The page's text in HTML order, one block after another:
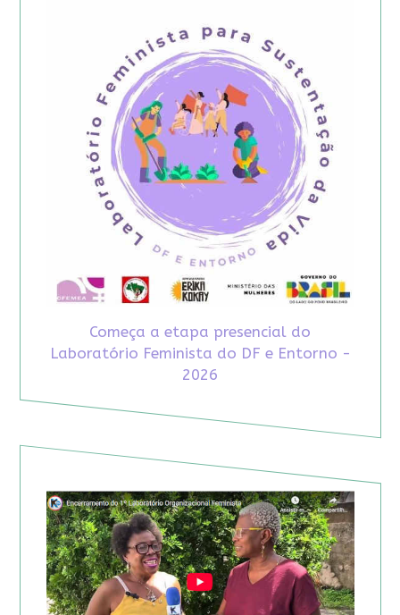
Começa a etapa presencial do
Laboratório Feminista do DF e Entorno -
2026